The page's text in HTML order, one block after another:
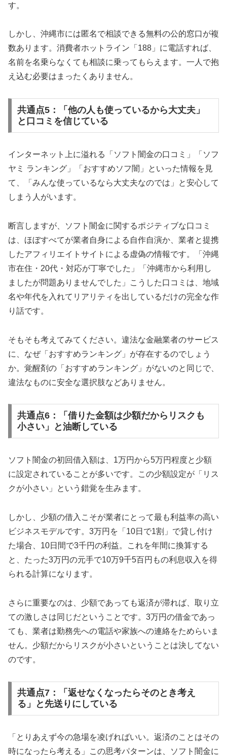
す。
しかし、沖縄市には匿名で相談できる無料の公的窓口が複
数あります。消費者ホットライン「188」に電話すれば、
名前を名乗らなくても相談に乗ってもらえます。一人で抱
え込む必要はまったくありません。
共通点5：「他の人も使っているから大丈夫」
と口コミを信じている
インターネット上に溢れる「ソフト闇金の口コミ」「ソフ
ヤミ ランキング」「おすすめソフ闇」といった情報を見
て、「みんな使っているなら大丈夫なのでは」と安心して
しまう人がいます。
断言しますが、ソフト闇金に関するポジティブな口コミ
は、ほぼすべてが業者自身による自作自演か、業者と提携
したアフィリエイトサイトによる虚偽の情報です。「沖縄
市在住・20代・対応が丁寧でした」「沖縄市から利用し
ましたが問題ありませんでした」こうした口コミは、地域
名や年代を入れてリアリティを出しているだけの完全な作
り話です。
そもそも考えてみてください。違法な金融業者のサービス
に、なぜ「おすすめランキング」が存在するのでしょう
か。覚醒剤の「おすすめランキング」がないのと同じで、
違法なものに安全な選択肢などありません。
共通点6：「借りた金額は少額だからリスクも
小さい」と油断している
ソフト闇金の初回借入額は、1万円から5万円程度と少額
に設定されていることが多いです。この少額設定が「リス
クが小さい」という錯覚を生みます。
しかし、少額の借入こそが業者にとって最も利益率の高い
ビジネスモデルです。3万円を「10日で1割」で貸し付け
た場合、10日間で3千円の利益。これを年間に換算する
と、たった3万円の元手で10万9千5百円もの利息収入を得
られる計算になります。
さらに重要なのは、少額であっても返済が滞れば、取り立
ての激しさは同じだということです。3万円の借金であっ
ても、業者は勤務先への電話や家族への連絡をためらいま
せん。少額だからリスクが小さいということは決してない
のです。
共通点7：「返せなくなったらそのとき考え
る」と先送りにしている
「とりあえず今の急場を凌げればいい。返済のことはその
時になったら考える」この思考パターンは、ソフト闇金に